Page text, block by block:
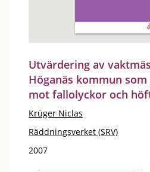
Utvärdering av
Höganäs kommun
mot fallolyckor och
Krüger Niclas
Räddningsverket (SRV)
2007